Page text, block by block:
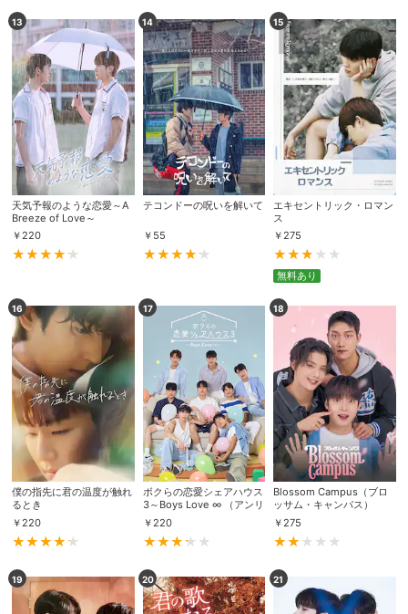
会員設定 会員情報 閉じる
会員情報変更
基本情報、本人連絡先、パスワード 、クレ
ジットカード情報の変更が可能です。
決済方法変更 決済方法の変更が可能です。
購入明細 ４ヵ月分の購入明細の確認が可能です。
Myクーポン
現在獲得済みのお得なクーポンを確認でき
ます。
購入履歴
レンタル、購入、定額見放題の購入履歴の
確認が可能です。こちらから視聴いただく
と便利です。
お気に入り
お気に入りに登録した作品を確認できま
す。お気に入りに追加した作品の削除も可
能です。
閲覧履歴
サイト内の閲覧履歴を確認できます。履歴
視聴年齢制限
サイト内で表示される作品の表示制限が可
能です。5段階の年齢区分から選択できま
す。
13
天気予報のような恋愛～A
Breeze of Love～
￥220
14
テコンドーの呪いを解いて
￥ 55
15
エキセントリック・ロマン
ス
￥275
無料あり
16
僕の指先に君の温度が触れ
るとき
￥ 220
17
ボクらの恋愛シェアハウス
3～Boys Love ∞ （アンリ
ミテッド）～
￥ 220
18
Blossom Campus（ブロ
ッサム・キャンパス）
￥ 275
19 20 21